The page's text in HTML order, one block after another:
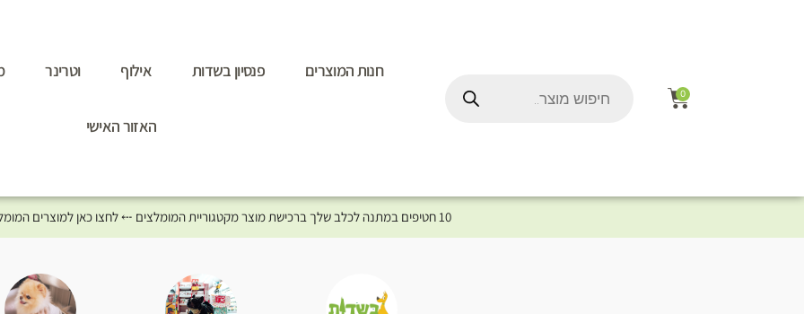
0
חנות המוצרים פנסיון בשדות אילוף וטרינר
האזור האישי
10 חטיפים במתנה לכלב שלך ברכישת מוצר מקטגוריית המומלצים ⤎ לחצו כאן למוצרים המומלצים לכלב